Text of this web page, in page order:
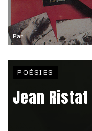
Par
POÉSIES
Jean Ristat